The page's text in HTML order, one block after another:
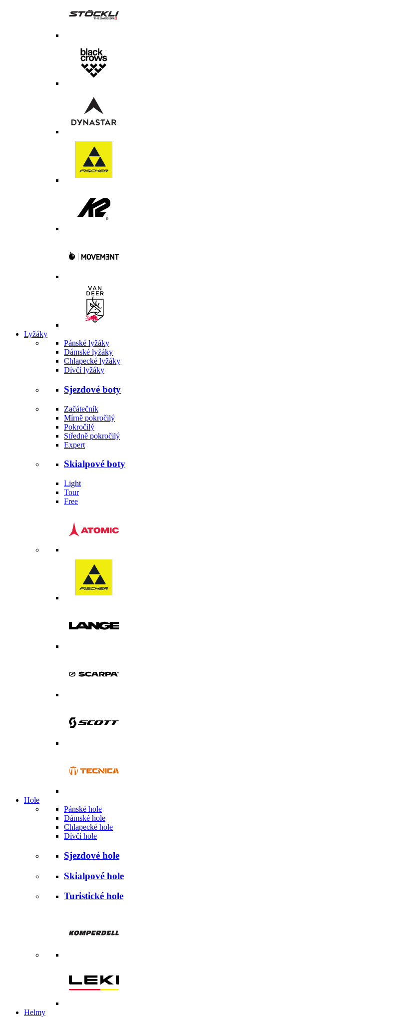
Lyžáky
Pánské lyžáky
Dámské lyžáky
Chlapecké lyžáky
Dívčí lyžáky
Sjezdové boty
Začátečník
Mírně pokročilý
Pokročilý
Středně pokročilý
Expert
Skialpové boty
Light
Tour
Free
Hole
Pánské hole
Dámské hole
Chlapecké hole
Dívčí hole
Sjezdové hole
Skialpové hole
Turistické hole
Helmy